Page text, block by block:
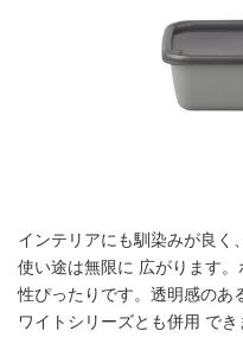
インテリアにも馴染みが良く
使い途は無限に 広がります
性ぴったりです。透明感のあ
ワイトシリーズとも併用 でき